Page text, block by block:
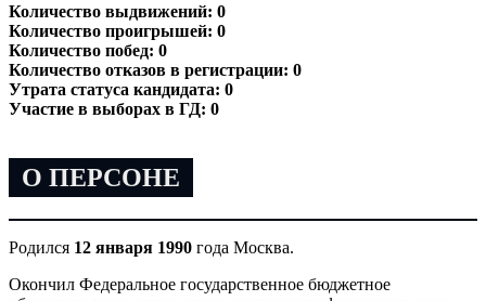
Количество выдвижений: 0
Количество проигрышей: 0
Количество побед: 0
Количество отказов в регистрации: 0
Утрата статуса кандидата: 0
Участие в выборах в ГД: 0
О ПЕРСОНЕ
Родился 12 января 1990 года Москва.
Окончил Федеральное государственное бюджетное